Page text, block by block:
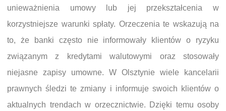
unieważnienia umowy lub jej przekształcenia w
korzystniejsze warunki spłaty. Orzeczenia te wskazują na
to, że banki często nie informowały klientów o ryzyku
związanym z kredytami walutowymi oraz stosowały
niejasne zapisy umowne. W Olsztynie wiele kancelarii
prawnych śledzi te zmiany i informuje swoich klientów o
aktualnych trendach w orzecznictwie. Dzięki temu osoby